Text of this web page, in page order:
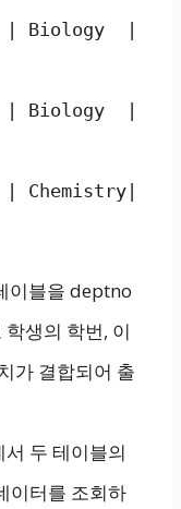
Biology  |
Biology  |
이블을 deptno
생의 학번, 이
가 결합되어 출
서 두 테이블의
이터를 조회하